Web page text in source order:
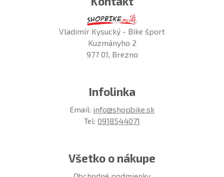
Vladimír Kysucký - Bike šport
Kuzmányho 2
977 01, Brezno
Infolinka
Email: info@shopbike.sk
Tel: 0918544071
Všetko o nákupe